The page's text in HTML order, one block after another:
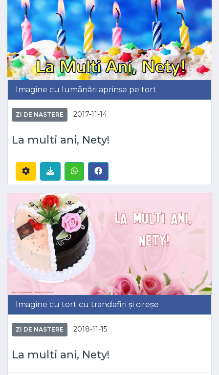
Imagine cu lumânări aprinse pe tort
ZI DE NASTERE 2017-11-14
La multi ani, Nety!
Imagine cu tort cu trandafiri și cireșe
ZI DE NASTERE 2018-11-15
La multi ani, Nety!